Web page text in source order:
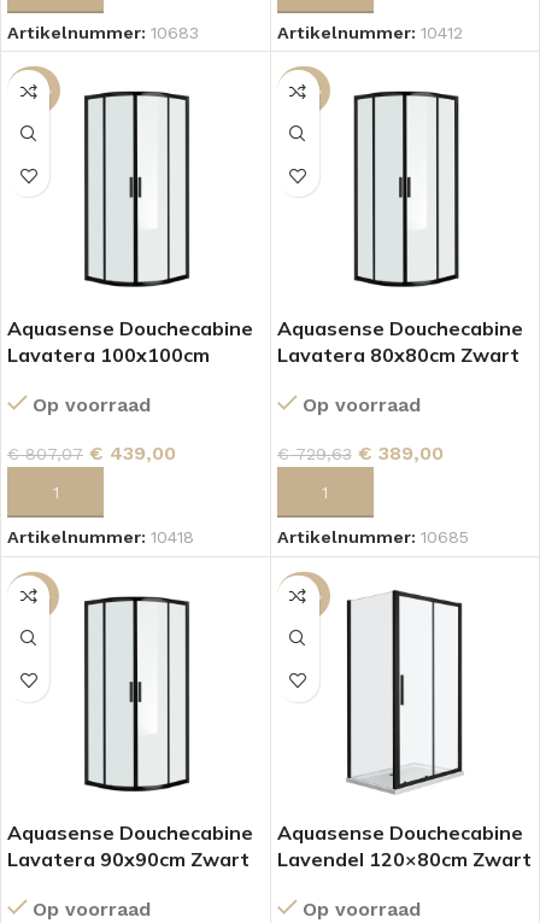
Artikelnummer: 10683 Artikelnummer: 10412
-46%
Aquasense Douchecabine
Lavatera 100x100cm
Op voorraad
€807,07 € 439,00
Artikelnummer: 10418
-47%
Aquasense Douchecabine
Lavatera 80x80cm Zwart
Op voorraad
€729,63 € 389,00
Artikelnummer: 10685
-45%
Aquasense Douchecabine
Lavatera 90x90cm Zwart
Op voorraad
-44%
Aquasense Douchecabine
Lavendel 120×80cm Zwart
Op voorraad